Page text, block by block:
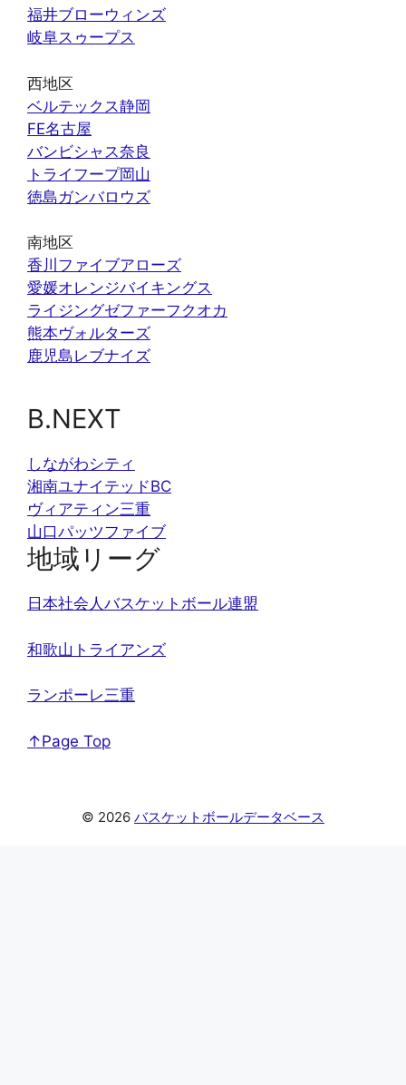
福井ブローウィンズ
岐阜スゥープス
西地区
ベルテックス静岡
FE名古屋
バンビシャス奈良
トライフープ岡山
徳島ガンバロウズ
南地区
香川ファイブアローズ
愛媛オレンジバイキングス
ライジングゼファーフクオカ
熊本ヴォルターズ
鹿児島レブナイズ
B.NEXT
しながわシティ
湘南ユナイテッドBC
ヴィアティン三重
山口パッツファイブ
地域リーグ
日本社会人バスケットボール連盟
和歌山トライアンズ
ランポーレ三重
↑Page Top
© 2026 バスケットボールデータベース